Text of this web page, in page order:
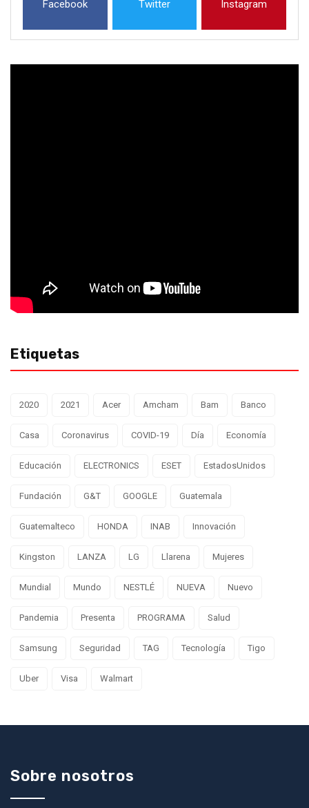
Facebook Twitter Instagram
Etiquetas
2020 2021 Acer Amcham Bam Banco
Casa Coronavirus COVID-19 Día Economía
Educación ELECTRONICS ESET EstadosUnidos
Fundación G&T GOOGLE Guatemala
Guatemalteco HONDA INAB Innovación
Kingston LANZA LG Llarena Mujeres
Mundial Mundo NESTLÉ NUEVA Nuevo
Pandemia Presenta PROGRAMA Salud
Samsung Seguridad TAG Tecnología Tigo
Uber Visa Walmart
Sobre nosotros